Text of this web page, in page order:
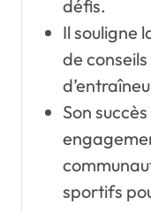
défis.
Il souligne
de
Son
sportifs